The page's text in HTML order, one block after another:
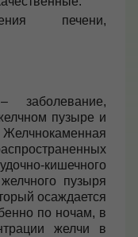
печени,
заболевание,
пузыре и
Желчнокаменная
кишечного
пузыря
осаждается
по ночам, в
желчи в